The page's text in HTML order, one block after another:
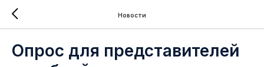
Новости
Опрос для представителей